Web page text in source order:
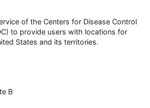
of the Centers for Disease Control
to provide users with locations for
States and its territories.
B